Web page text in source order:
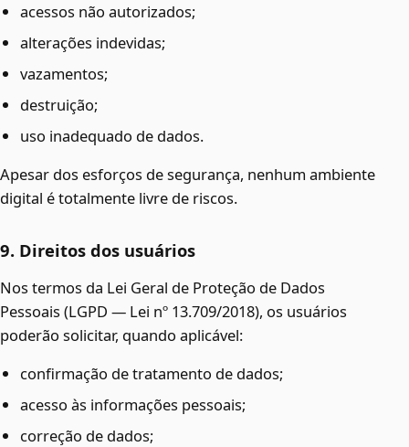
acessos não autorizados;
alterações indevidas;
vazamentos;
destruição;
uso inadequado de dados.
Apesar dos esforços de segurança, nenhum ambiente
digital é totalmente livre de riscos.
9. Direitos dos usuários
Nos termos da Lei Geral de Proteção de Dados
Pessoais (LGPD — Lei nº 13.709/2018), os usuários
poderão solicitar, quando aplicável:
confirmação de tratamento de dados;
acesso às informações pessoais;
correção de dados;